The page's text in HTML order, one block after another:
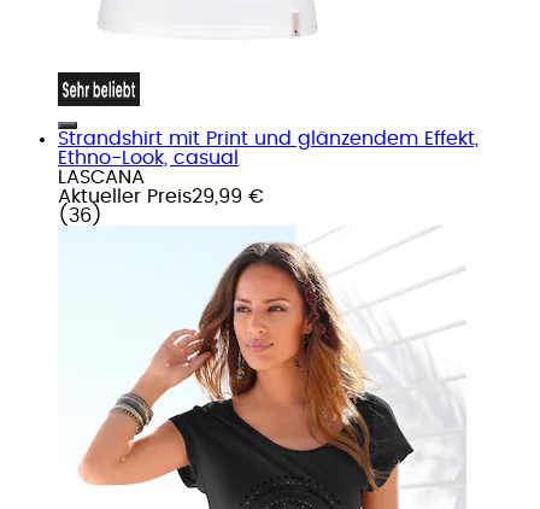
Strandshirt mit Print und glänzendem Effekt,
Ethno-Look, casual
LASCANA
Aktueller Preis29,99 €
( 36 )